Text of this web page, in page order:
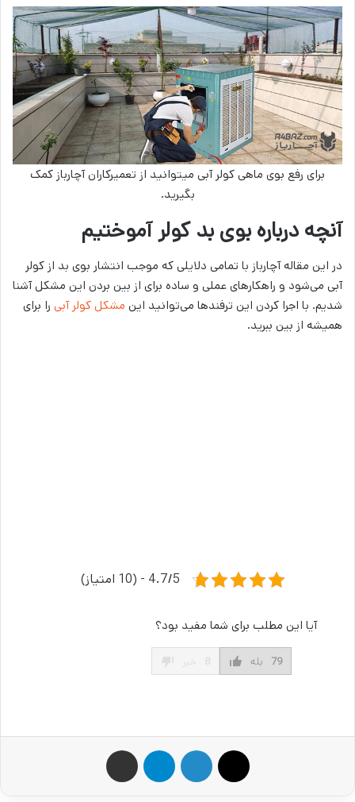
برای رفع بوی ماهی کولر آبی میتوانید از تعمیرکاران آچارباز کمک
بگیرید.
آنچه درباره بوی بد کولر آموختیم
در این مقاله آچارباز با تمامی دلایلی که موجب انتشار بوی بد از کولر
آبی می‌شود و راهکارهای عملی و ساده برای از بین بردن این مشکل آشنا
شدیم. با اجرا کردن این ترفندها می‌توانید این مشکل کولر آبی را برای
همیشه از بین ببرید.
4.7/5 - (10 امتیاز)
آیا این مطلب برای شما مفید بود؟
بله 79
لینکدین تلگرام